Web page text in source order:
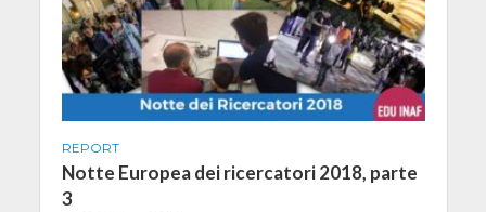
REPORT
Notte Europea dei ricercatori 2018, parte
3